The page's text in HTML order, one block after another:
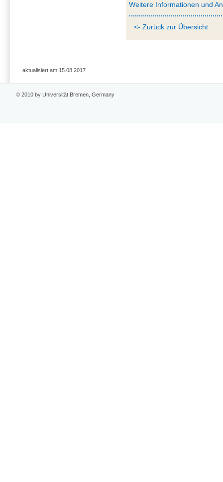
Weitere Informationen und
<- Zurück zur Übersicht
aktualisiert am 15.08.2017
© 2010 by Universität Bremen, Germany